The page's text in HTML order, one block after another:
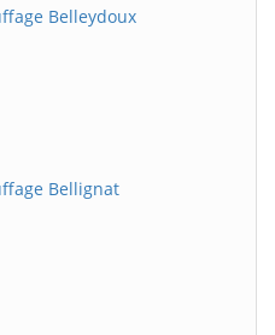
Belleydoux
Bellignat